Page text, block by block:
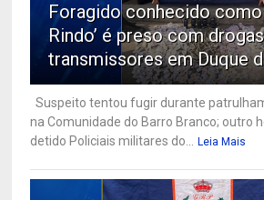
Foragido conhecido como
Rindo’ é preso com
transmissores em Duque
Suspeito tentou fugir durante
na Comunidade do Barro Branco; outro
detido Policiais militares do... Leia Mais